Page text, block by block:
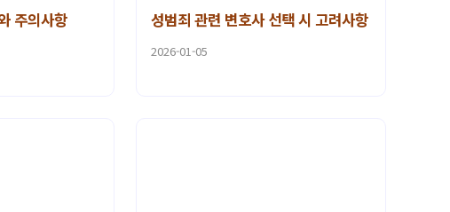
주의사항 성범죄 관련 변호사 선택 시 고려사항
2026-01-05